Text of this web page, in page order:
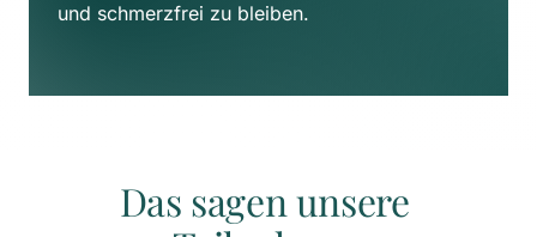
und schmerzfrei zu bleiben.
Das sagen unsere